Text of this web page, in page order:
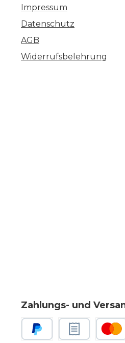
Impressum
Datenschutz
AGB
Widerrufsbelehrung
Zahlungs- und